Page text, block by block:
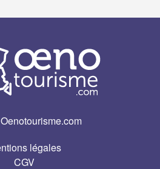
légales
CGV